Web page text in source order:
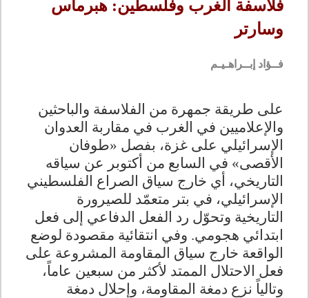
فلاسفة الغرب وفلسطين: هبرماس
وسارتر
فــؤاد إبــراهـيـم
على طريقة جمهرة من الفلاسفة والباحثين
والإعلاميين في الغرب في مقاربة العدوان
الإسرائيلي على غزة، بفصل «طوفان
الأقصى» في السابع من أكتوبر عن سياقه
التاريخي، أي خارج سياق الصراع الفلسطيني
الإسرائيلي، في بتر متعمّد للصيرورة
التاريخية وتحوّل رد الفعل الدفاعي إلى فعل
ابتدائي هجومي. وفي انتقائية مقصودة لوضع
الواقعة خارج سياق المقاومة المشروعة على
فعل الاحتلال الممتد لأكثر من سبعين عاماً،
وتالياً نزع دمغة المقاومة، وإحلال دمغة